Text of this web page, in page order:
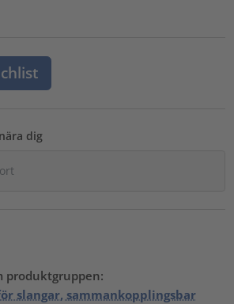
dig
produktgruppen:
slangar, sammankopplingsbar